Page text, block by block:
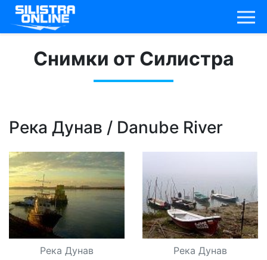
Снимки от Силистра
Река Дунав / Danube River
Река Дунав Река Дунав